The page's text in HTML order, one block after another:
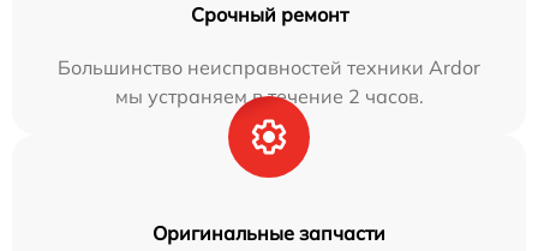
Срочный ремонт
Большинство неисправностей техники Ardor
мы устраняем в течение 2 часов.
Оригинальные запчасти